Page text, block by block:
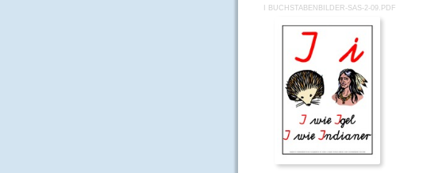
I BUCHSTABENBILDER-SAS-2-09.PDF